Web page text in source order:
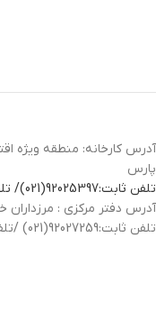
آدرس کارخانه: منطقه ویژه
پارس
تلفن ثابت:92025397(021)/ تلفن همراه :09173005407
آدرس دفتر مرکزی : مرزداران
تلفن ثابت:92027259(021) /تلفن همراه : 09941800468-09921220332